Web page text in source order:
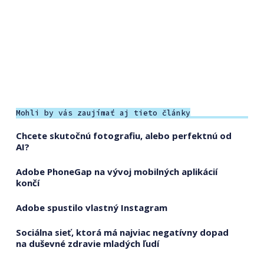
Mohli by vás zaujímať aj tieto články
Chcete skutočnú fotografiu, alebo perfektnú od
AI?
Adobe PhoneGap na vývoj mobilných aplikácií
končí
Adobe spustilo vlastný Instagram
Sociálna sieť, ktorá má najviac negatívny dopad
na duševné zdravie mladých ľudí